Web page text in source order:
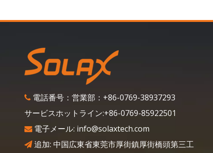
 電話番号：営業部：+86-0769-38937293
サービスホットライン:+86-0769-85922501
 電子メール: info@solaxtech.com
 追加: 中国広東省東莞市厚街鎮厚街橋頭第三工